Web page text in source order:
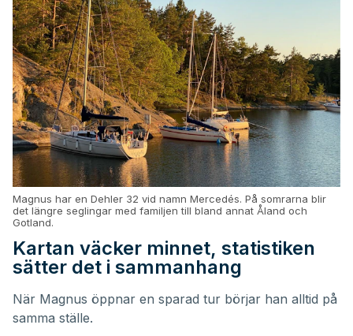
Magnus har en Dehler 32 vid namn Mercedés. På somrarna blir
det längre seglingar med familjen till bland annat Åland och
Gotland.
Kartan väcker minnet, statistiken
sätter det i sammanhang
När Magnus öppnar en sparad tur börjar han alltid på
samma ställe.